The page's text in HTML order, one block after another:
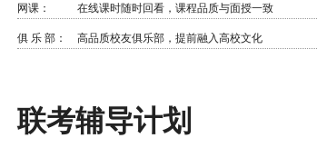
网课： 在线课时随时回看，课程品质与面授一致
俱 乐 部： 高品质校友俱乐部，提前融入高校文化
联考辅导计划